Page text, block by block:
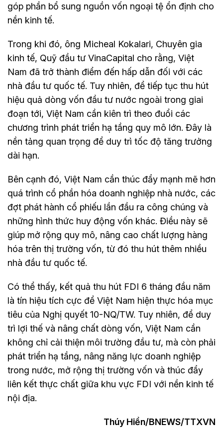
góp phần bổ sung nguồn vốn ngoại tệ ổn định cho
nền kinh tế.
Trong khi đó, ông Micheal Kokalari, Chuyên gia
kinh tế, Quỹ đầu tư VinaCapital cho rằng, Việt
Nam đã trở thành điểm đến hấp dẫn đối với các
nhà đầu tư quốc tế. Tuy nhiên, để tiếp tục thu hút
hiệu quả dòng vốn đầu tư nước ngoài trong giai
đoạn tới, Việt Nam cần kiên trì theo đuổi các
chương trình phát triển hạ tầng quy mô lớn. Đây là
nền tảng quan trọng để duy trì tốc độ tăng trưởng
dài hạn.
Bên cạnh đó, Việt Nam cần thúc đẩy mạnh mẽ hơn
quá trình cổ phần hóa doanh nghiệp nhà nước, các
đợt phát hành cổ phiếu lần đầu ra công chúng và
những hình thức huy động vốn khác. Điều này sẽ
giúp mở rộng quy mô, nâng cao chất lượng hàng
hóa trên thị trường vốn, từ đó thu hút thêm nhiều
nhà đầu tư quốc tế.
Có thể thấy, kết quả thu hút FDI 6 tháng đầu năm
là tín hiệu tích cực để Việt Nam hiện thực hóa mục
tiêu của Nghị quyết 10-NQ/TW. Tuy nhiên, để duy
trì lợi thế và nâng chất dòng vốn, Việt Nam cần
không chỉ cải thiện môi trường đầu tư, mà còn phải
phát triển hạ tầng, nâng năng lực doanh nghiệp
trong nước, mở rộng thị trường vốn và thúc đẩy
liên kết thực chất giữa khu vực FDI với nền kinh tế
nội địa.
Thúy Hiền/BNEWS/TTXVN